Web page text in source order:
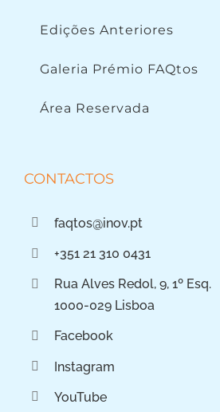
Edições Anteriores
Galeria Prémio FAQtos
Área Reservada
CONTACTOS
faqtos@inov.pt
+351 21 310 0431
Rua Alves Redol, 9, 1º Esq.
1000-029 Lisboa
Facebook
Instagram
YouTube